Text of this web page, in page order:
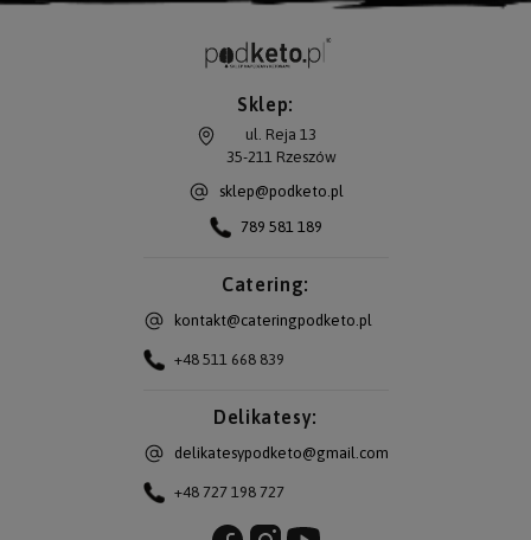
Sklep:
ul. Reja 13
35-211Rzeszów
sklep@podketo.pl
789 581 189
Catering:
kontakt@cateringpodketo.pl
+48 511 668 839
Delikatesy:
delikatesypodketo@gmail.com
+48 727 198 727